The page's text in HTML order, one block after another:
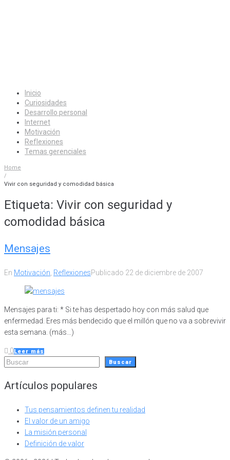
Inicio
Curiosidades
Desarrollo personal
Internet
Motivación
Reflexiones
Temas gerenciales
Home
/
Vivir con seguridad y comodidad básica
Etiqueta: Vivir con seguridad y
comodidad básica
Mensajes
En Motivación ReflexionesPublicado 22 de diciembre de 2007
Mensajes para ti: * Si te has despertado hoy con más salud que
enfermedad. Eres más bendecido que el millón que no va a sobrevivir
esta semana. (más…)
0 Leer más
Buscar Buscar
Artículos populares
Tus pensamientos definen tu realidad
El valor de un amigo
La misión personal
Definición de valor